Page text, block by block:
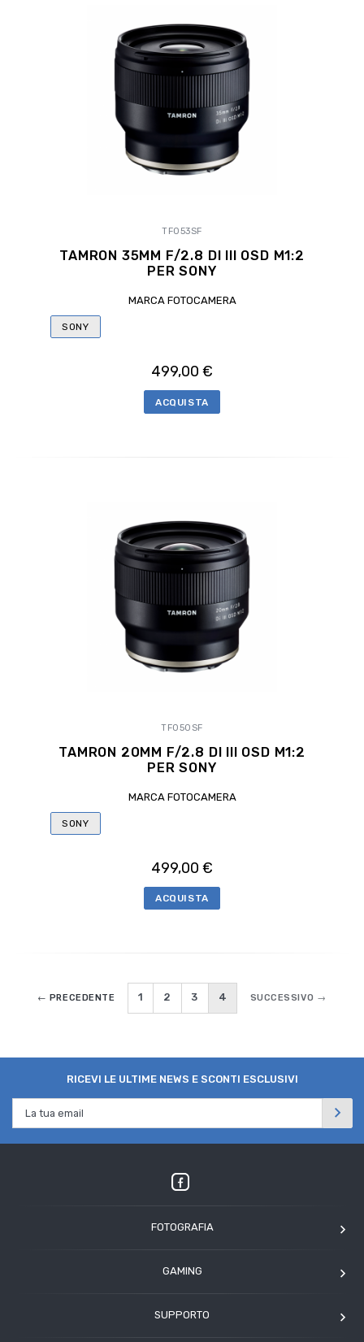
TF053SF
TAMRON 35MM F/2.8 DI III OSD M1:2
PER SONY
MARCA FOTOCAMERA
SONY
499,00 €
ACQUISTA
TF050SF
TAMRON 20MM F/2.8 DI III OSD M1:2
PER SONY
MARCA FOTOCAMERA
SONY
499,00 €
ACQUISTA
← PRECEDENTE 1 2 3 4 SUCCESSIVO →
RICEVI LE ULTIME NEWS E SCONTI ESCLUSIVI
FOTOGRAFIA
Angelbird
GAMING
SUPPORTO